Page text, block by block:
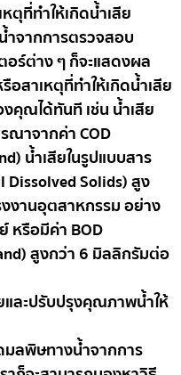
ที่ทำให้เกิดน้ำเสีย
จากการตรวจสอบ
ร์ต่าง ๆ ก็จะแสดงผล
อสาเหตุที่ทำให้เกิดน้ำเสีย
คุณได้ทันที เช่น น้ำเสีย
ณาจากค่า COD
น้ำเสียในรูปแบบสาร
Dissolved Solids) สูง
งานอุตสาหกรรม อย่าง
หรือมีค่า BOD
สูงกว่า 6 มิลลิกรัมต่อ
ละปรับปรุงคุณภาพน้ำให้
มลพิษทางน้ำจากการ